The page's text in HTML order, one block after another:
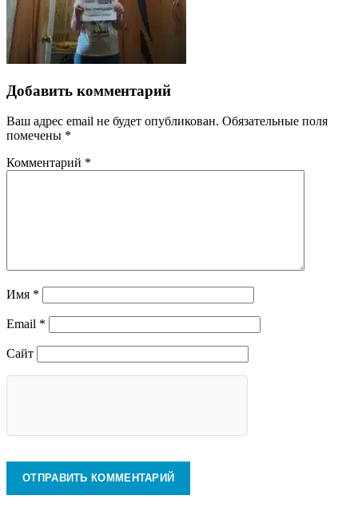
Добавить комментарий
Ваш адрес email не будет опубликован. Обязательные поля
помечены *
Комментарий *
Имя *
Email *
Сайт